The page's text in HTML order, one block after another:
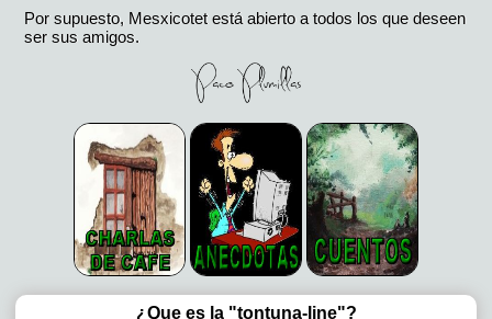
Por supuesto, Mesxicotet está abierto a todos los que deseen
ser sus amigos.
¿Que es la "tontuna-line"?